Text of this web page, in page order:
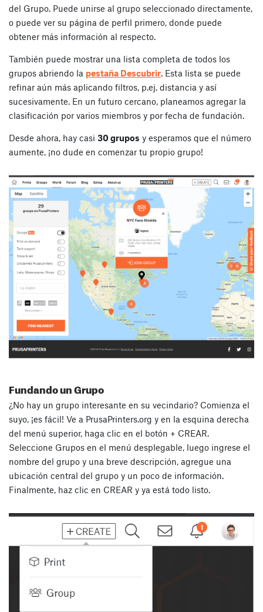
del Grupo. Puede unirse al grupo seleccionado directamente,
o puede ver su página de perfil primero, donde puede
obtener más información al respecto.
También puede mostrar una lista completa de todos los
grupos abriendo la pestaña Descubrir. Esta lista se puede
refinar aún más aplicando filtros, p.ej. distancia y así
sucesivamente. En un futuro cercano, planeamos agregar la
clasificación por varios miembros y por fecha de fundación.
Desde ahora, hay casi 30 grupos y esperamos que el número
aumente, ¡no dude en comenzar tu propio grupo!
Fundando un Grupo
¿No hay un grupo interesante en su vecindario? Comienza el
suyo, ¡es fácil! Ve a PrusaPrinters.org y en la esquina derecha
del menú superior, haga clic en el botón + CREAR.
Seleccione Grupos en el menú desplegable, luego ingrese el
nombre del grupo y una breve descripción, agregue una
ubicación central del grupo y un poco de información.
Finalmente, haz clic en CREAR y ya está todo listo.